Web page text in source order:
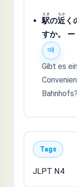
駅
えき
の近
ちか
く
すか。 ー
Gibt es
Tags
JLPT N4